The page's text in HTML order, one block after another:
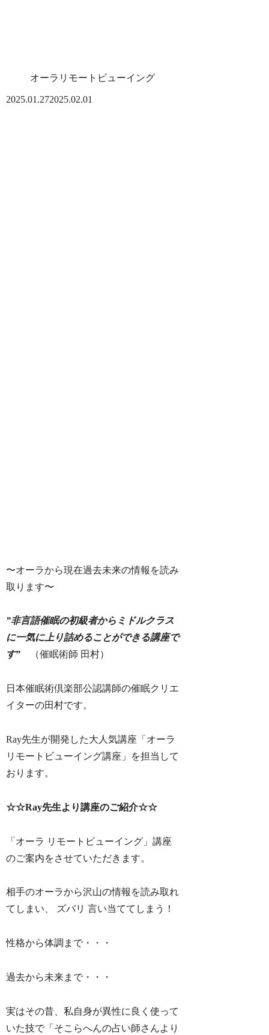
オーラリモートビューイング
2025.01.272025.02.01
〜オーラから現在過去未来の情報を読み
取ります〜
”非言語催眠の初級者からミドルクラス
に一気に上り詰めることができる講座で
す”
（催眠術師 田村）
日本催眠術倶楽部公認講師の催眠クリエ
イターの田村です。
Ray先生が開発した大人気講座「オーラ
リモートビューイング講座」を担当して
おります。
☆☆Ray先生より講座のご紹介☆☆
「オーラ リモートビューイング」講座
のご案内をさせていただきます。
相手のオーラから沢山の情報を読み取れ
てしまい、 ズバリ 言い当ててしまう！
性格から体調まで・・・
過去から未来まで・・・
実はその昔、私自身が異性に良く使って
いた技で「そこらへんの占い師さんより